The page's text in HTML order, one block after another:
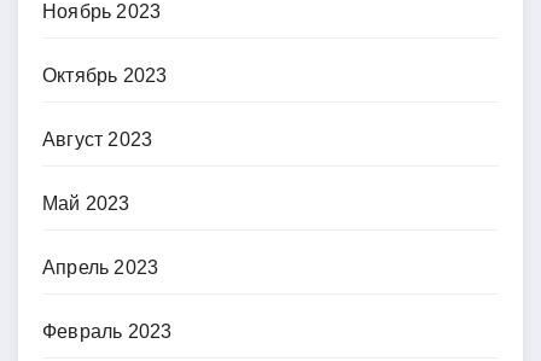
Ноябрь 2023
Октябрь 2023
Август 2023
Май 2023
Апрель 2023
Февраль 2023